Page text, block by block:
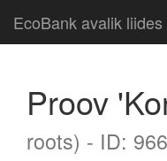
EcoBank avalik liides
Proov
roots) - ID: